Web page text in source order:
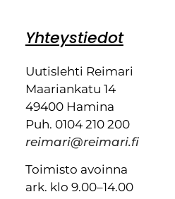
Yhteystiedot
Uutislehti Reimari
Maariankatu 14
49400 Hamina
Puh. 0104 210 200
reimari@reimari.fi
Toimisto avoinna
ark. klo 9.00–14.00